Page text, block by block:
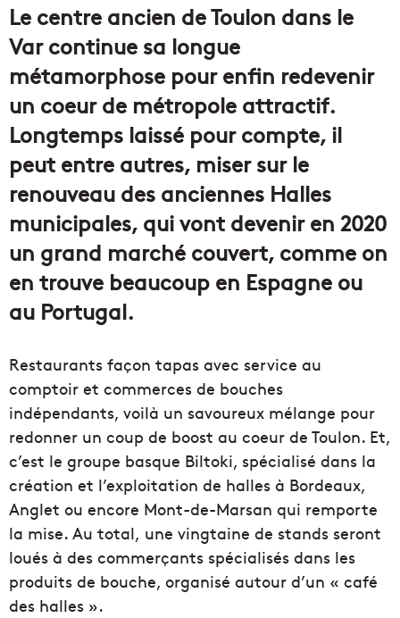
Le centre ancien de Toulon dans le
Var continue sa longue
métamorphose pour enfin redevenir
un coeur de métropole attractif.
Longtemps laissé pour compte, il
peut entre autres, miser sur le
renouveau des anciennes Halles
municipales, qui vont devenir en 2020
un grand marché couvert, comme on
en trouve beaucoup en Espagne ou
au Portugal.
Restaurants façon tapas avec service au
comptoir et commerces de bouches
indépendants, voilà un savoureux mélange pour
redonner un coup de boost au coeur de Toulon. Et,
c’est le groupe basque Biltoki, spécialisé dans la
création et l’exploitation de halles à Bordeaux,
Anglet ou encore Mont-de-Marsan qui remporte
la mise. Au total, une vingtaine de stands seront
loués à des commerçants spécialisés dans les
produits de bouche, organisé autour d’un « café
des halles ».